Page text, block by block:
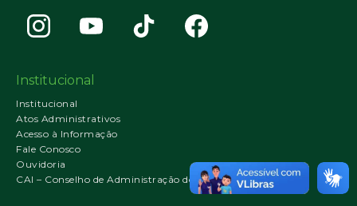
Institucional
Institucional
Atos Administrativos
Acesso à Informação
Fale Conosco
Ouvidoria
CAI – Conselho de Administração do IMA